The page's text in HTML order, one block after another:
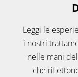
Leggi le
i nostri
nelle mani
che